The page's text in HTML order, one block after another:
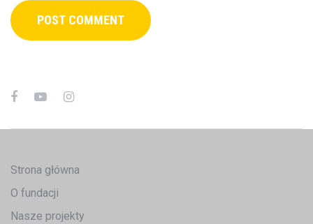
Strona główna
O fundacji
Nasze projekty